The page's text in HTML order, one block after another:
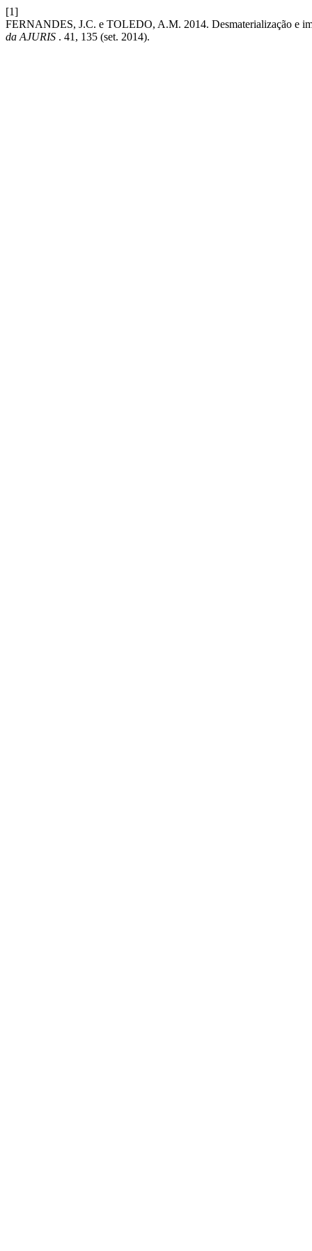
[1]
FERNANDES, J.C. e TOLEDO, A.M. 2014. Desmaterialização e
da AJURIS . 41, 135 (set. 2014).